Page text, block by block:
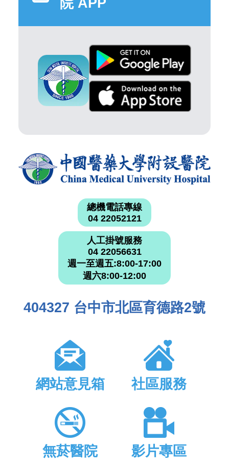
院 APP
總機電話專線
04 22052121
人工掛號服務
04 22056631
週一至週五:8:00-17:00
週六8:00-12:00
404327 台中市北區育德路2號
網站意見箱 社區服務
無菸醫院 影片專區